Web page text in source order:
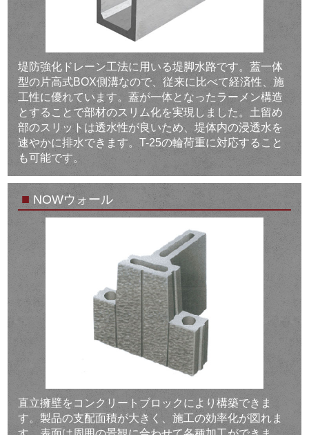
堤防強化ドレーン工法に用いる堤脚水路です。蓋一体
型の片高式BOX側溝なので、従来に比べて経済性、施
工性に優れています。蓋が一体となったラーメン構造
とすることで部材のスリム化を実現しました。土留め
部のスリットは透水性が良いため、堤体内の浸透水を
速やかに排水できます。T-25の輪荷重に対応すること
も可能です。
■ NOWウォール
直立擁壁をコンクリートブロックにより構築できま
す。製品の支配面積が大きく、施工の効率化が図れま